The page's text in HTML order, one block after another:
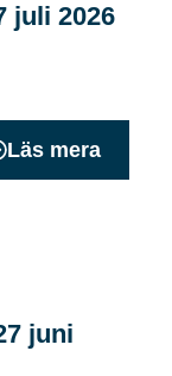
juli 2026
Läs mera
juni